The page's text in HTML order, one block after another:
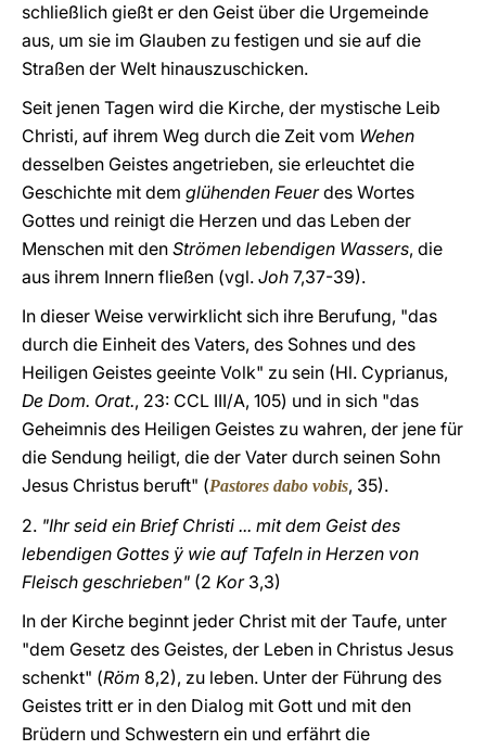
schließlich gießt er den Geist über die Urgemeinde
aus, um sie im Glauben zu festigen und sie auf die
Straßen der Welt hinauszuschicken.
Seit jenen Tagen wird die Kirche, der mystische Leib
Christi, auf ihrem Weg durch die Zeit vom Wehen
desselben Geistes angetrieben, sie erleuchtet die
Geschichte mit dem glühenden Feuerdes Wortes
Gottes und reinigt die Herzen und das Leben der
Menschen mit den Strömen lebendigen Wassers, die
aus ihrem Innern fließen (vgl. Joh 7,37-39).
In dieser Weise verwirklicht sich ihre Berufung, "das
durch die Einheit des Vaters, des Sohnes und des
Heiligen Geistes geeinte Volk" zu sein (Hl. Cyprianus,
De Dom. Orat., 23: CCL III/A, 105) und in sich "das
Geheimnis des Heiligen Geistes zu wahren, der jene für
die Sendung heiligt, die der Vater durch seinen Sohn
Jesus Christus beruft" (Pastores dabo vobis, 35).
2. "Ihr seid ein Brief Christi ... mit dem Geist des
lebendigen Gottes ÿ wie auf Tafeln in Herzen von
Fleisch geschrieben" (2 Kor3,3)
In der Kirche beginnt jeder Christ mit der Taufe, unter
"dem Gesetz des Geistes, der Leben in Christus Jesus
schenkt" (Röm 8,2), zu leben. Unter der Führung des
Geistes tritt er in den Dialog mit Gott und mit den
Brüdern und Schwestern ein und erfährt die